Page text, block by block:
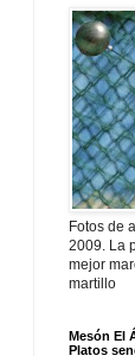
Fotos de
2009. La
mejor
martillo
Mesón El
Platos